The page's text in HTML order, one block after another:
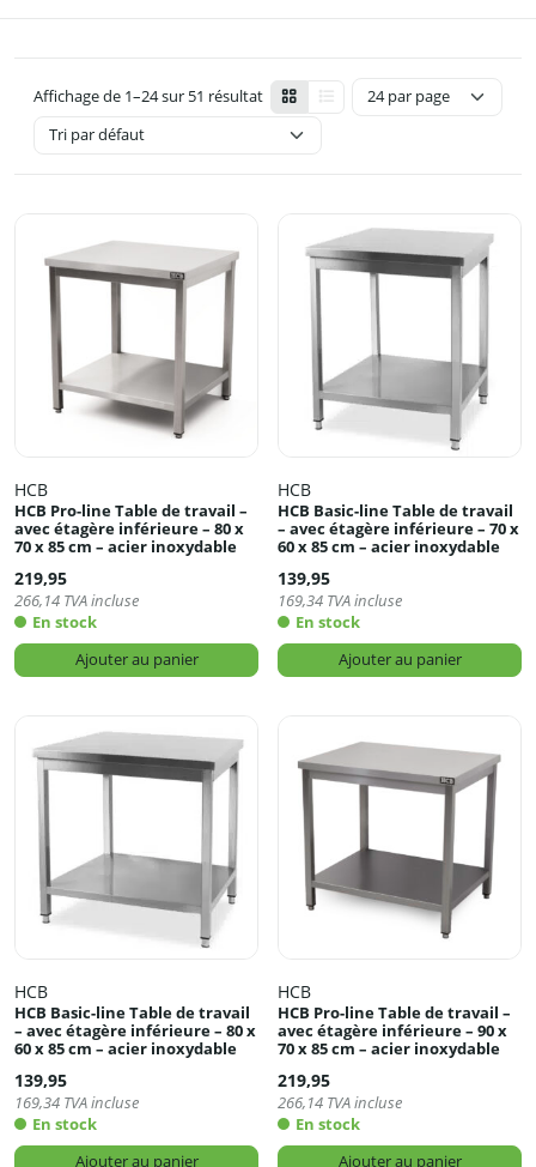
Affichage de 1–24 sur 51 résultat
HCB
HCB Pro-line Table de travail –
avec étagère inférieure – 80 x
70 x 85 cm – acier inoxydable
219,95
266,14 TVA incluse
En stock
Ajouter au panier
HCB
HCB Basic-line Table de travail
– avec étagère inférieure – 70 x
60 x 85 cm – acier inoxydable
139,95
169,34 TVA incluse
En stock
Ajouter au panier
HCB
HCB Basic-line Table de travail
– avec étagère inférieure – 80 x
60 x 85 cm – acier inoxydable
139,95
169,34 TVA incluse
En stock
Ajouter au panier
HCB
HCB Pro-line Table de travail –
avec étagère inférieure – 90 x
70 x 85 cm – acier inoxydable
219,95
266,14 TVA incluse
En stock
Ajouter au panier